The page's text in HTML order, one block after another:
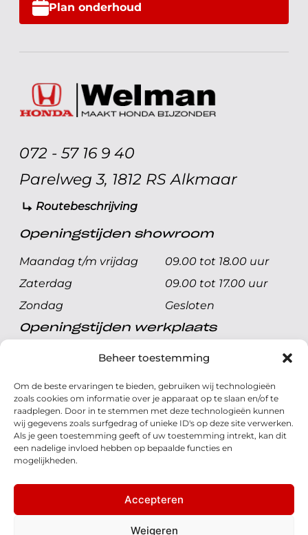
Beheer toestemming
Om de beste ervaringen te bieden, gebruiken wij technologieën
zoals cookies om informatie over je apparaat op te slaan en/of te
raadplegen. Door in te stemmen met deze technologieën kunnen
wij gegevens zoals surfgedrag of unieke ID's op deze site verwerken.
Als je geen toestemming geeft of uw toestemming intrekt, kan dit
een nadelige invloed hebben op bepaalde functies en
mogelijkheden.
Accepteren
Weigeren
Plan onderhoud
072 - 57 16 9 40
Parelweg 3, 1812 RS Alkmaar
Routebeschrijving
Openingstijden showroom
Maandag t/m vrijdag
09.00 tot 18.00 uur
Zaterdag
09.00 tot 17.00 uur
Zondag
Gesloten
Openingstijden werkplaats
Maandag t/m vrijdag
08.00 tot 17.00 uur
Zondag
Gesloten
Volg ons
© 2026 - Honda Welman